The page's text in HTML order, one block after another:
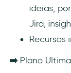
ideias,
Jira,
Recursos
➡️ Plano